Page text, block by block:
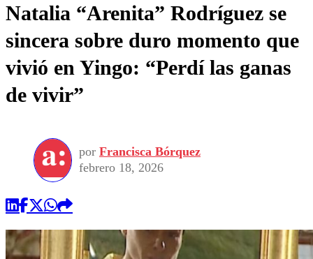
Natalia “Arenita” Rodríguez se
sincera sobre duro momento que
vivió en Yingo: “Perdí las ganas
de vivir”
por Francisca Bórquez
febrero 18, 2026